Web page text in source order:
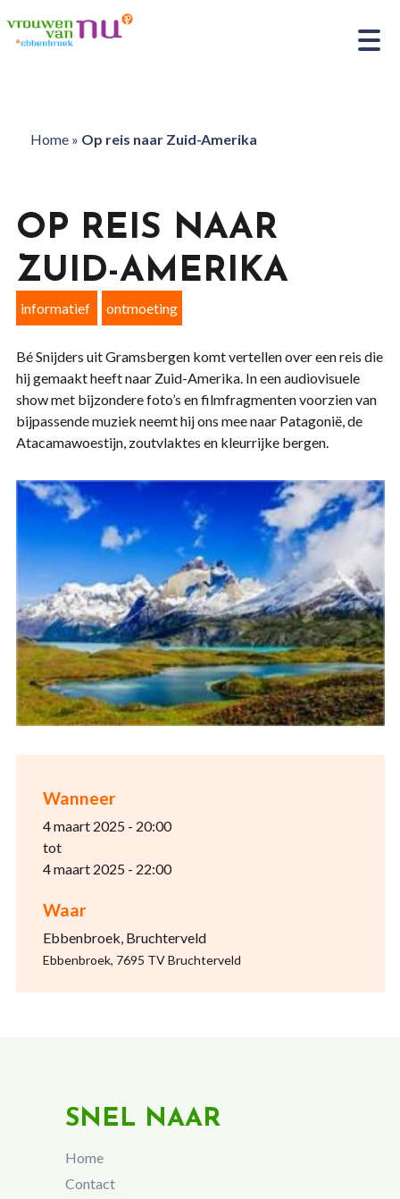
Home» Op reis naar Zuid-Amerika
Wanneer
4 maart 2025 - 20:00
tot
4 maart 2025 - 22:00
Waar
Ebbenbroek, Bruchterveld
Ebbenbroek, 7695 TV Bruchterveld
OP REIS NAAR
ZUID-AMERIKA
informatief ontmoeting
Bé Snijders uit Gramsbergen komt vertellen over een reis die
hij gemaakt heeft naar Zuid-Amerika. In een audiovisuele
show met bijzondere foto’s en filmfragmenten voorzien van
bijpassende muziek neemt hij ons mee naar Patagonië, de
Atacamawoestijn, zoutvlaktes en kleurrijke bergen.
SNEL NAAR
Home
Contact